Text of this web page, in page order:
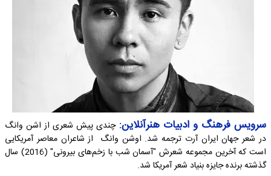
سرویس فرهنگ و ادبیات هنرآنلاین:چندی پیش شعری از اشن وانگ
در شعر جهان ایران آرت ترجمه شد. اوشن وانگ از شاعران معاصر آمریکایی
است که آخرین مجموعه شعرش "آسمان شب با زخم‌های بیرونی" (2016) سال
گذشته برنده جایزه بنیاد شعر آمریکا شد.